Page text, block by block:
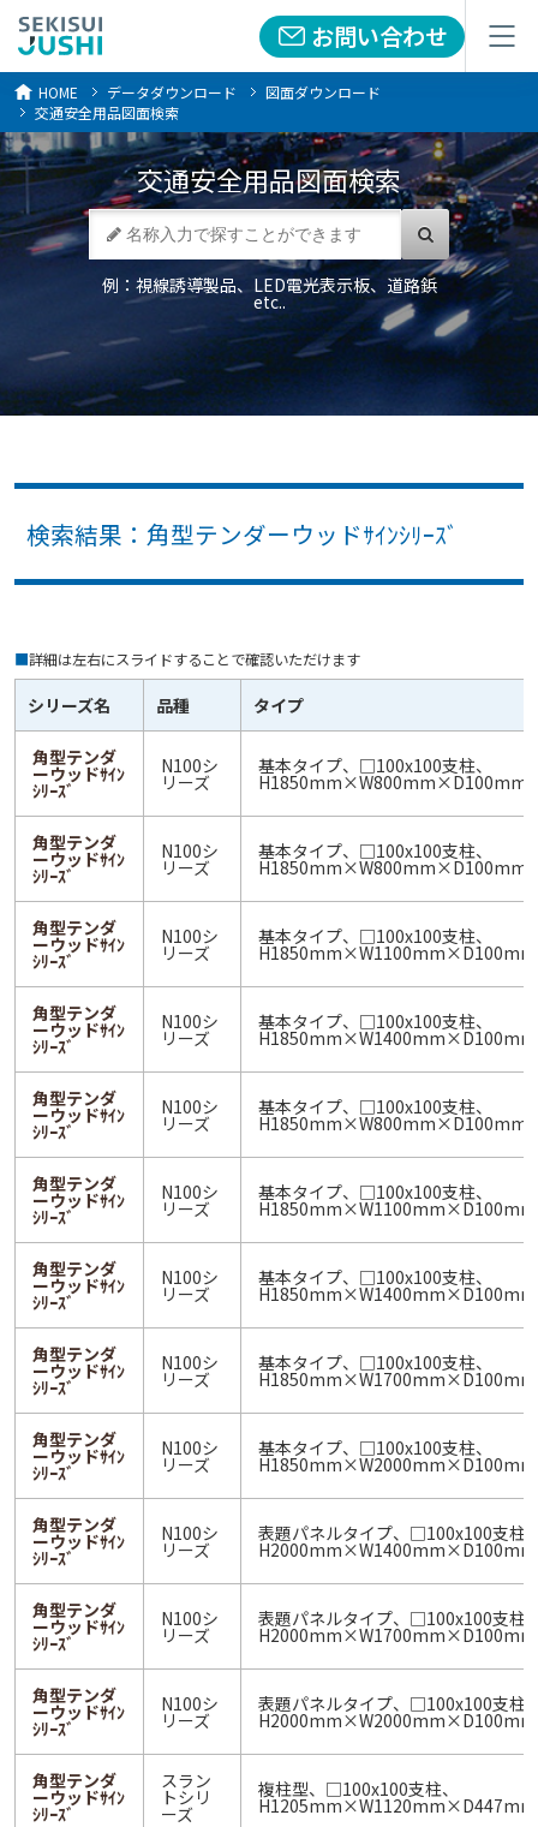
お問い合わせ
メニュー お問い合わせ
メニュー
HOME データダウンロード
図面ダウンロード
交通安全用品図面検索
交通安全用品図面検索
例：視線誘導製品、LED電光表示板、道路鋲
etc..
検索結果：角型テンダーウッドｻｲﾝｼﾘｰｽﾞ
■詳細は左右にスライドすることで確認いただけます
シリーズ名 品種 タイプ
角型テンダ
ーウッドｻｲﾝ
ｼﾘｰｽﾞ
N100シ
リーズ
基本タイプ、□100x100支柱、
H1850mm×W800mm×D100mm
角型テンダ
ーウッドｻｲﾝ
ｼﾘｰｽﾞ
N100シ
リーズ
基本タイプ、□100x100支柱、
H1850mm×W800mm×D100mm
角型テンダ
ーウッドｻｲﾝ
ｼﾘｰｽﾞ
N100シ
リーズ
基本タイプ、□100x100支柱、
H1850mm×W1100mm×D100mm
角型テンダ
ーウッドｻｲﾝ
ｼﾘｰｽﾞ
N100シ
リーズ
基本タイプ、□100x100支柱、
H1850mm×W1400mm×D100mm
角型テンダ
ーウッドｻｲﾝ
ｼﾘｰｽﾞ
N100シ
リーズ
基本タイプ、□100x100支柱、
H1850mm×W800mm×D100mm
角型テンダ
ーウッドｻｲﾝ
ｼﾘｰｽﾞ
N100シ
リーズ
基本タイプ、□100x100支柱、
H1850mm×W1100mm×D100mm
角型テンダ
ーウッドｻｲﾝ
ｼﾘｰｽﾞ
N100シ
リーズ
基本タイプ、□100x100支柱、
H1850mm×W1400mm×D100mm
角型テンダ
ーウッドｻｲﾝ
ｼﾘｰｽﾞ
N100シ
リーズ
基本タイプ、□100x100支柱、
H1850mm×W1700mm×D100mm
角型テンダ
ーウッドｻｲﾝ
ｼﾘｰｽﾞ
N100シ
リーズ
基本タイプ、□100x100支柱、
H1850mm×W2000mm×D100mm
角型テンダ
ーウッドｻｲﾝ
ｼﾘｰｽﾞ
N100シ
リーズ
表題パネルタイプ、□100x100支柱
H2000mm×W1400mm×D100mm
角型テンダ
ーウッドｻｲﾝ
ｼﾘｰｽﾞ
N100シ
リーズ
表題パネルタイプ、□100x100支柱
H2000mm×W1700mm×D100mm
角型テンダ
ーウッドｻｲﾝ
ｼﾘｰｽﾞ
N100シ
リーズ
表題パネルタイプ、□100x100支柱
H2000mm×W2000mm×D100mm
角型テンダ
ーウッドｻｲﾝ
ｼﾘｰｽﾞ
スラン
トシリ
ーズ
複柱型、□100x100支柱、
H1205mm×W1120mm×D447mm